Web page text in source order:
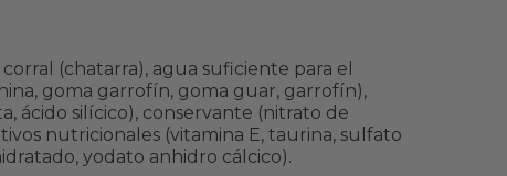
(chatarra), agua suficiente para el
goma garrofín, goma guar, garrofín),
ácido silícico), conservante (nitrato de
nutricionales (vitamina E, taurina, sulfato
yodato anhidro cálcico).